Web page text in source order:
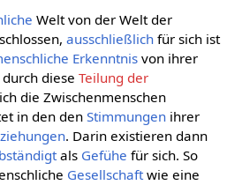
Welt von der Welt der
ausschließlichfür sich ist
Erkenntnisvon ihrer
durch diese Teilung der
die Zwischenmenschen
in den den Stimmungenihrer
. Darin existieren dann
als Gefühe für sich. So
Gesellschaftwie eine